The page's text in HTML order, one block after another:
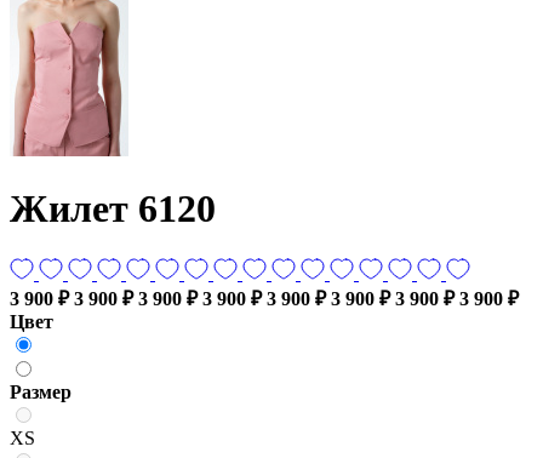
Жилет 6120
3 900 ₽ 3 900 ₽ 3 900 ₽ 3 900 ₽ 3 900 ₽ 3 900 ₽ 3 900 ₽ 3 900 ₽
Цвет
Размер
XS